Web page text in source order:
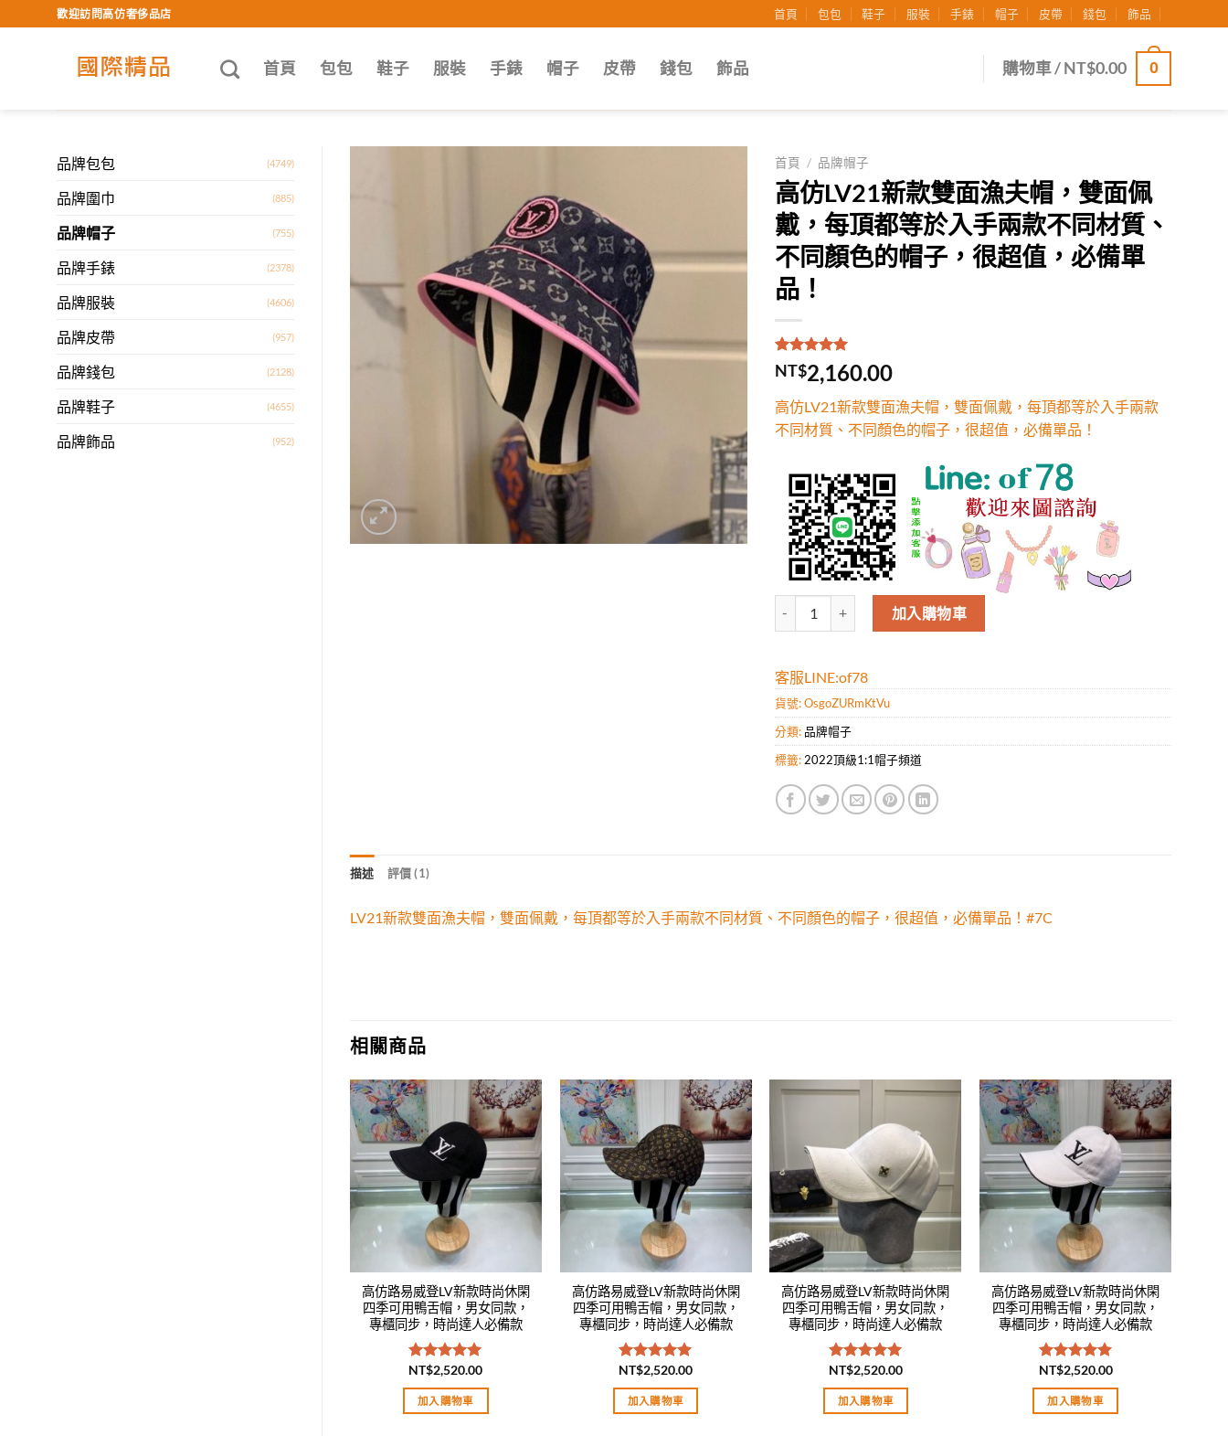
to
歡迎訪問高仿奢侈品店 首頁 包包 鞋子 服裝 手錶 帽子 皮帶 錢包 飾品
首頁 包包 鞋子 服裝 手錶 帽子 皮帶 錢包 飾品 購物車 /NT$0.00 0
品牌包包 (4749)
品牌圍巾 (885)
品牌帽子 (755)
品牌手錶 (2378)
品牌服裝 (4606)
品牌皮帶 (957)
品牌錢包 (2128)
品牌鞋子 (4655)
品牌飾品 (952)
首頁 / 品牌帽子
高仿LV21新款雙面漁夫帽，雙面佩
戴，每頂都等於入手兩款不同材質、
不同顏色的帽子，很超值，必備單
品！
評分5.00 /
5，已有
1
位
分
NT$2,160.00
高仿LV21新款雙面漁夫帽，雙面佩戴，每頂都等於入手兩款
不同材質、不同顏色的帽子，很超值，必備單品！
高仿LV21新款雙面漁夫帽，雙面佩戴，每頂都等於入手兩款不同材質、不同顏
加入購物車
客服LINE:of78
貨號:OsgoZURmKtVu
分類: 品牌帽子
標籤: 2022頂級1:1帽子頻道
描述 評價 (1)
LV21新款雙面漁夫帽，雙面佩戴，每頂都等於入手兩款不同材質、不同顏色的帽子，很超值，必備單品！#7C
相關商品
Add to
wishlist
高仿路易威登LV新款時尚休閑
四季可用鴨舌帽，男女同款，
專櫃同步，時尚達人必備款
評分5.00
滿分 5
NT$2,520.00
加入購物車
Add to
wishlist
高仿路易威登LV新款時尚休閑
四季可用鴨舌帽，男女同款，
專櫃同步，時尚達人必備款
評分5.00
滿分 5
NT$2,520.00
加入購物車
Add to
wishlist
高仿路易威登LV新款時尚休閑
四季可用鴨舌帽，男女同款，
專櫃同步，時尚達人必備款
評分5.00
滿分 5
NT$2,520.00
加入購物車
Add to
wishlist
高仿路易威登LV新款時尚休閑
四季可用鴨舌帽，男女同款，
專櫃同步，時尚達人必備款
評分5.00
滿分 5
NT$2,520.00
加入購物車